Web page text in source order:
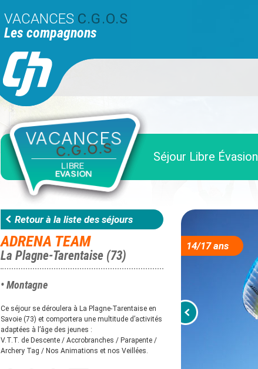
VACANCES C.G.O.S
Les compagnons
Séjour Libre Évasion
Retour à la liste des séjours
ADRENA TEAM
La Plagne-Tarentaise (73)
• Montagne
Ce séjour se déroulera à La Plagne-Tarentaise en
Savoie (73) et comportera une multitude d’activités
adaptées à l’âge des jeunes :
V.T.T. de Descente / Accrobranches / Parapente /
Archery Tag / Nos Animations et nos Veillées.
14/17 ans